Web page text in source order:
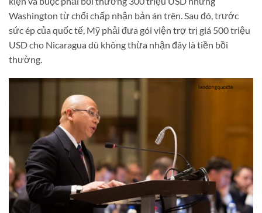
Washington từ chối chấp nhận bản án trên. Sau đó, trước
sức ép của quốc tế, Mỹ phải đưa gói viện trợ trị giá 500 triệu
USD cho Nicaragua dù không thừa nhận đây là tiền bồi
thường.